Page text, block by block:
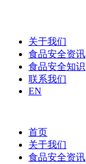
关于我们
食品安全资讯
食品安全知识
联系我们
EN
首页
关于我们
食品安全资讯